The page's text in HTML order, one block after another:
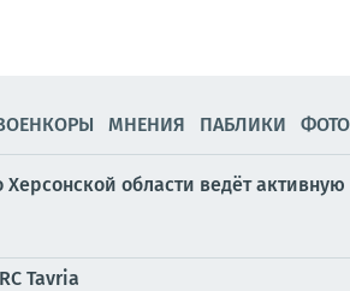
МНЕНИЯ ПАБЛИКИ ФОТО
области ведёт
Tavria